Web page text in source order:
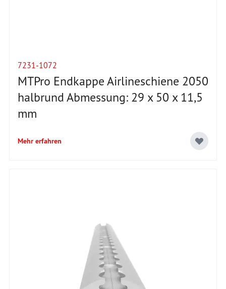
7231-1072
MTPro Endkappe Airlineschiene 2050
halbrund Abmessung: 29 x 50 x 11,5
mm
Mehr erfahren